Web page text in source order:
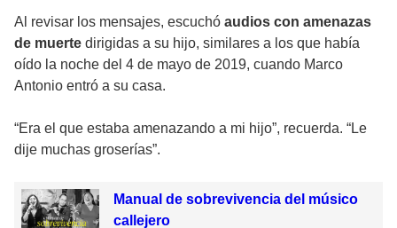
Al revisar los mensajes, escuchó audios con amenazas
de muerte dirigidas a su hijo, similares a los que había
oído la noche del 4 de mayo de 2019, cuando Marco
Antonio entró a su casa.
“Era el que estaba amenazando a mi hijo”, recuerda. “Le
dije muchas groserías”.
Manual de sobrevivencia del músico
callejero